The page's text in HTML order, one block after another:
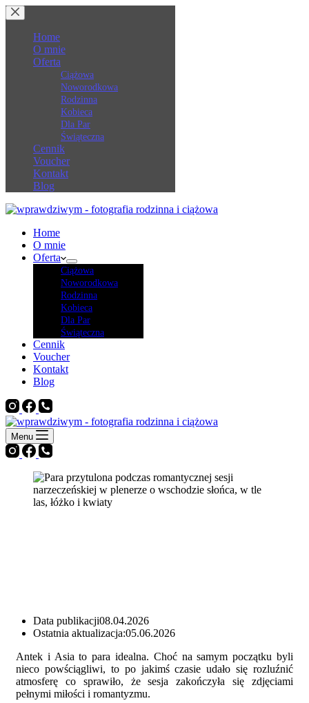
Przejdź
do
Home
O mnie
Oferta
Ciążowa
Noworodkowa
Rodzinna
Kobieca
Dla Par
Świąteczna
Cennik
Voucher
Kontakt
Blog
Home
O mnie
Oferta
Ciążowa
Noworodkowa
Rodzinna
Kobieca
Dla Par
Świąteczna
Cennik
Voucher
Kontakt
Blog
Menu
Data publikacji08.04.2026
Ostatnia aktualizacja:05.06.2026
Antek i Asia to para idealna. Choć na samym początku byli
nieco powściągliwi, to po jakimś czasie udało się rozluźnić
atmosferę co sprawiło, że sesja zakończyła się zdjęciami
pełnymi miłości i romantyzmu.